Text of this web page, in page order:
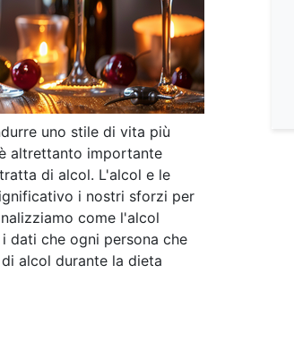
uno stile di vita più
altrettanto importante
di alcol. L'alcol e le
i nostri sforzi per
come l'alcol
dati che ogni persona che
alcol durante la dieta